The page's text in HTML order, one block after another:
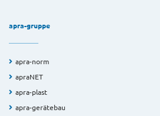
apra-gruppe
apra-norm
apraNET
apra-plast
apra-gerätebau